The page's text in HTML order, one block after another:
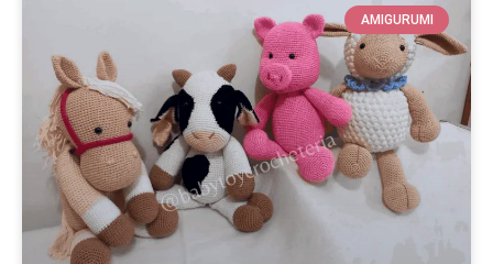
AMIGURUMI